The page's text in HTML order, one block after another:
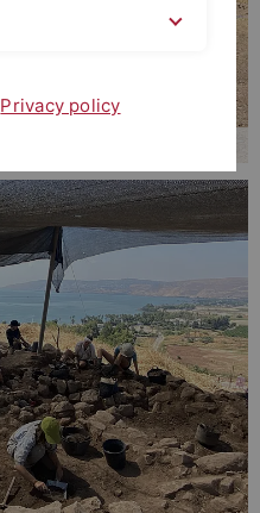
Privacy policy